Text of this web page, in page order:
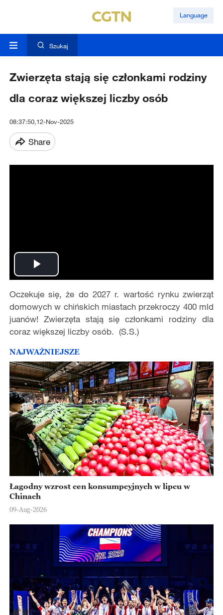
Language
Szukaj
Zwierzęta stają się członkami rodziny
dla coraz większej liczby osób
08:37:50,12-Nov-2025
Share
Play
Video
Oczekuje się, że do 2027 r. wartość rynku zwierząt
domowych w chińskich miastach przekroczy 400 mld
juanów! Zwierzęta stają się członkami rodziny dla
coraz większej liczby osób. (S.S.)
NAJWAŻNIEJSZE
Łagodny wzrost cen konsumpcyjnych w lipcu w
Chinach
09-Aug-2026